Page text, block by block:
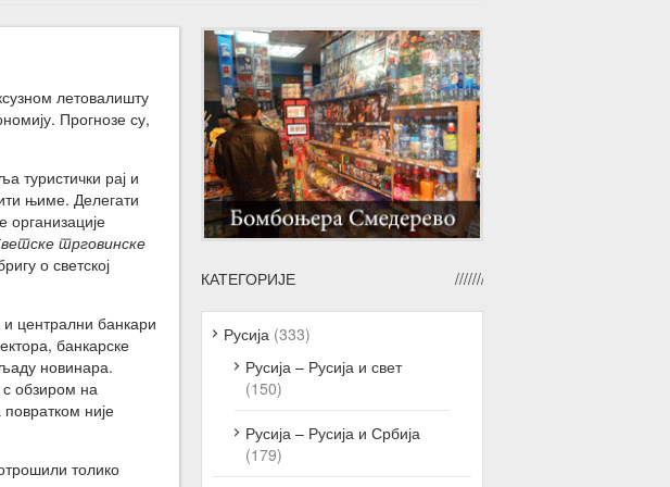
летовалишту
Прогнозе су,
туристички рај и
њиме. Делегати
организације
трговинске
о светској
централни банкари
банкарске
новинара.
с обзиром на
није
толико
КАТЕГОРИЈЕ
Русија (333)
Русија – Русија и свет
(150)
Русија – Русија и Србија
(179)